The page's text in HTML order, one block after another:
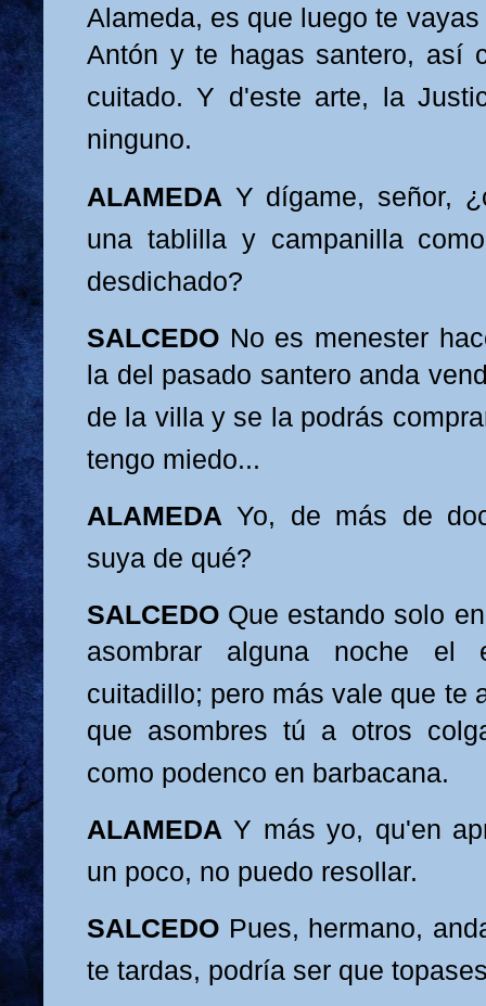
Alameda, es que luego te
Antón y te hagas santero, así
cuitado. Y d'este arte, la
ninguno.
ALAMEDA Y dígame, señor,
una tablilla y campanilla
desdichado?
SALCEDO No es menester
la del pasado santero anda
de la villa y se la podrás
tengo miedo...
ALAMEDA Yo, de más de
suya de qué?
SALCEDO Que estando solo
asombrar alguna noche el
cuitadillo; pero más vale que te
que asombres tú a otros
como podenco en barbacana.
ALAMEDA Y más yo, qu'en
un poco, no puedo resollar.
SALCEDO Pues, hermano,
te tardas, podría ser que